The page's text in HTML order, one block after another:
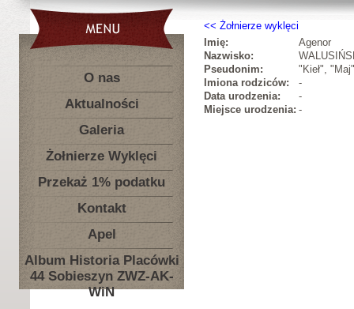
O nas
Aktualności
Galeria
Żołnierze Wyklęci
Przekaż 1% podatku
Kontakt
Apel
Album Historia Placówki
44 Sobieszyn ZWZ-AK-
WiN
Żołnierze wyklęci
Imię:
Agenor
Nazwisko:
Pseudonim:
"Kieł",
Imiona rodziców:
-
Data urodzenia:
-
Miejsce urodzenia: -